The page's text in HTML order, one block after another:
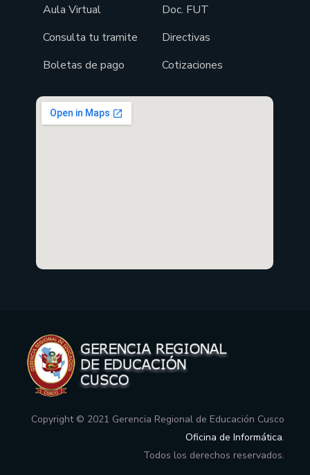
Aula Virtual
Consulta tu tramite
Boletas de pago
Doc. FUT
Directivas
Cotizaciones
Copyright © 2021 Gerencia Regional de Educación Cusco
Oficina de Informática.
Todos los derechos reservados.